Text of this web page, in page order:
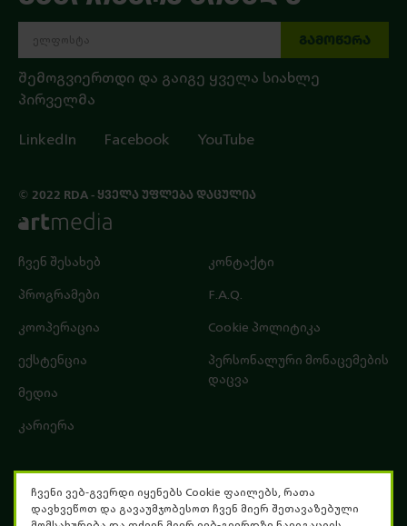
ჩვენი ვებ-გვერდი იყენებს Cookie ფაილებს, რათა
დავხვეწოთ და გავაუმჯობესოთ ჩვენ მიერ შეთავაზებული
ჩვენ შესახებ
პროგრამები
კოოპერაცია
ექსტენცია
მედია
კარიერა
კონტაქტი
F.A.Q.
Cookie პოლიტიკა
პერსონალური მონაცემების
დაცვა
ᲒᲐᲛᲝᲬᲔᲠᲐ
შემოგვიერთდი და გაიგე ყველა სიახლე
პირველმა
LinkedIn Facebook YouTube
© 2022 RDA - ᲧᲕᲔᲚᲐ ᲣᲤᲚᲔᲑᲐ ᲓᲐᲪᲣᲚᲘᲐ